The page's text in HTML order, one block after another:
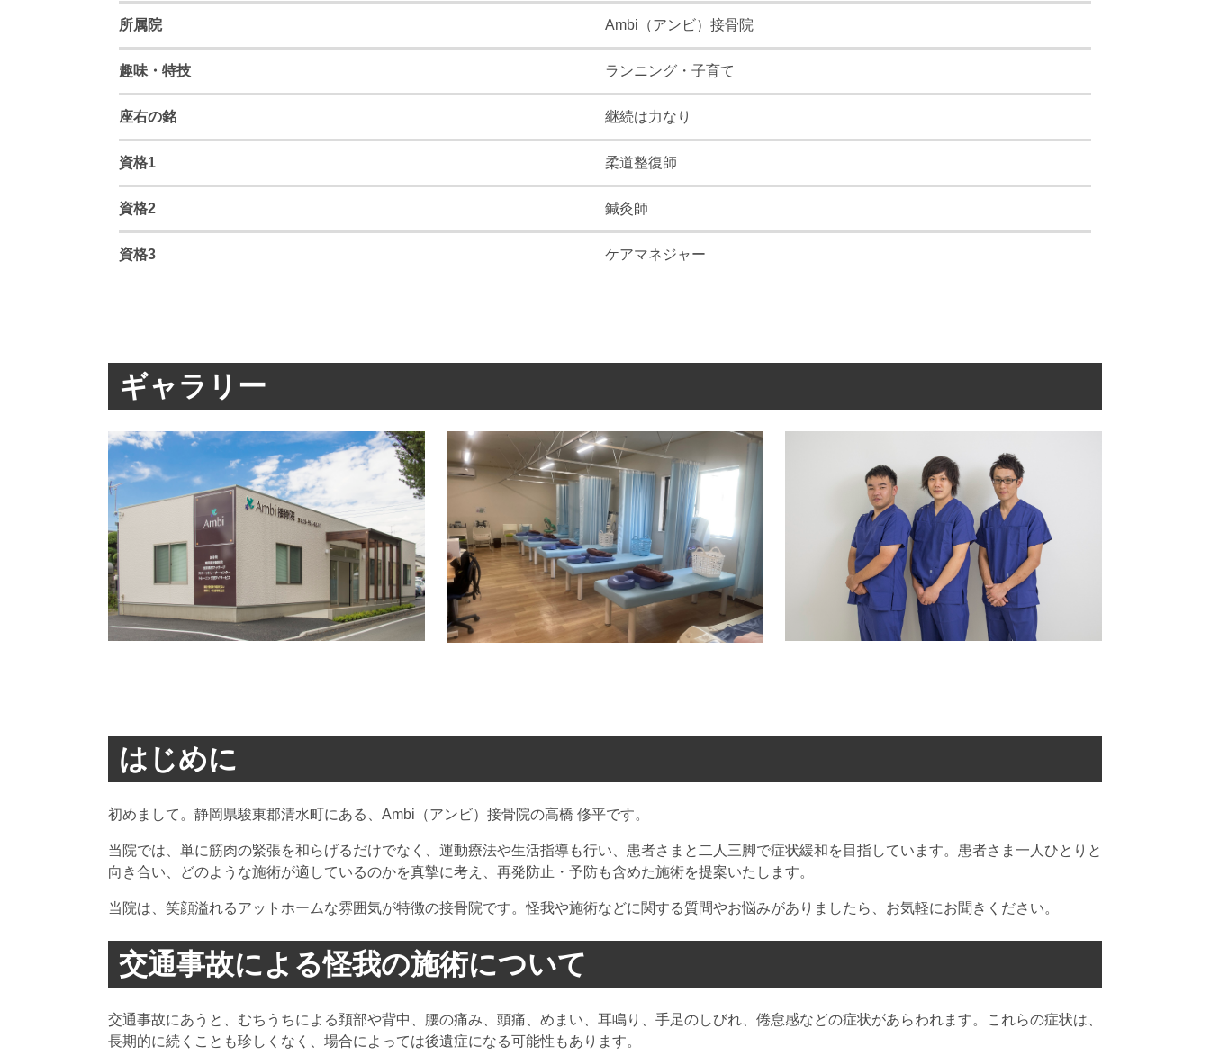
所属院 Ambi（アンビ）接骨院
趣味・特技 ランニング・子育て
座右の銘 継続は力なり
資格1 柔道整復師
資格2 鍼灸師
資格3 ケアマネジャー
ギャラリー
はじめに
初めまして。静岡県駿東郡清水町にある、Ambi（アンビ）接骨院の高橋 修平です。
当院では、単に筋肉の緊張を和らげるだけでなく、運動療法や生活指導も行い、患者さまと二人三脚で症状緩和を目指しています。患者さま一人ひとりと
向き合い、どのような施術が適しているのかを真摯に考え、再発防止・予防も含めた施術を提案いたします。
当院は、笑顔溢れるアットホームな雰囲気が特徴の接骨院です。怪我や施術などに関する質問やお悩みがありましたら、お気軽にお聞きください。
交通事故による怪我の施術について
交通事故にあうと、むちうちによる頚部や背中、腰の痛み、頭痛、めまい、耳鳴り、手足のしびれ、倦怠感などの症状があらわれます。これらの症状は、
長期的に続くことも珍しくなく、場合によっては後遺症になる可能性もあります。